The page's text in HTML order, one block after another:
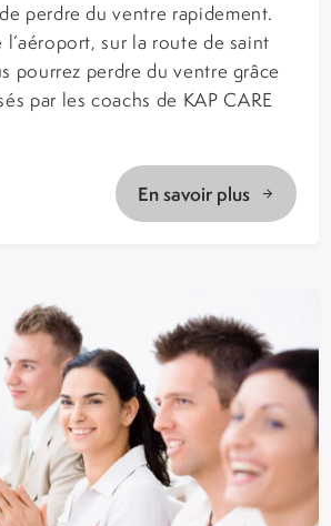
perdre du ventre rapidement.
sur la route de saint
pourrez perdre du ventre grâce
par les coachs de KAP CARE
En savoir plus